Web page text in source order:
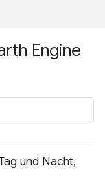
Engine
und Nacht,